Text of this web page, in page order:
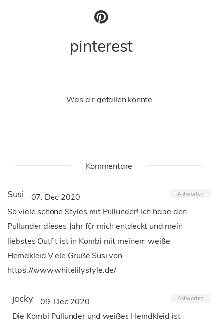
pinterest
Was dir gefallen könnte
Kommentare
Susi 07. Dec 2020 Antworten
So viele schöne Styles mit Pullunder! Ich habe den
Pullunder dieses Jahr für mich entdeckt und mein
liebstes Outfit ist in Kombi mit meinem weiße
Hemdkleid.Viele Grüße Susi von
https://www.whitelilystyle.de/
jacky 09. Dec 2020 Antworten
Die Kombi Pullunder und weißes Hemdkleid ist